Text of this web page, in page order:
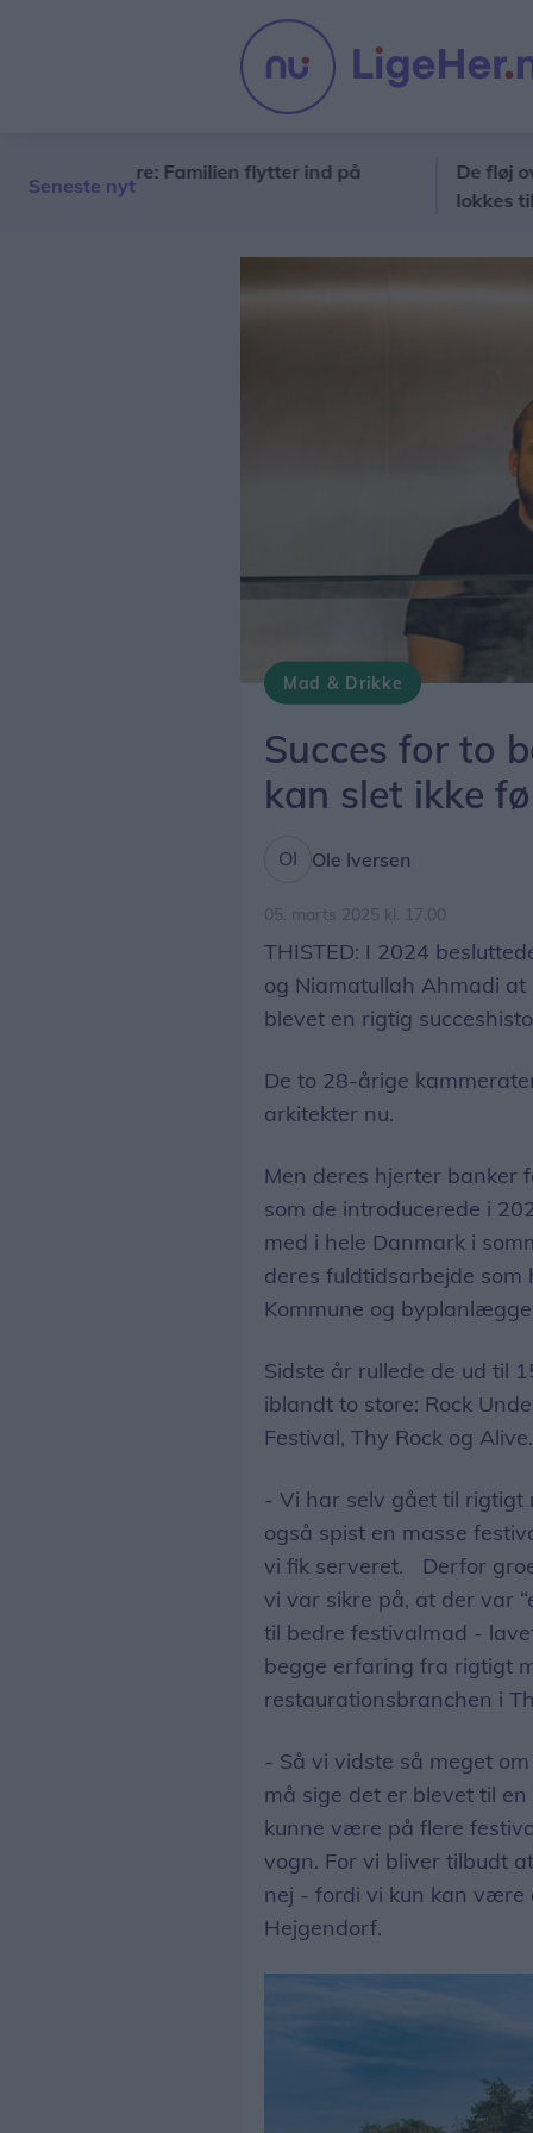
Seneste nyt
ejere: Familien flytter ind på
De fløj over
lokkes til
Mad & Drikke
Succes for to
kan slet ikke
Ole Iversen
05. marts 2025 kl. 17.00
THISTED: I 2024
og Niamatullah Ahmadi
blevet en rigtig
De to 28-årige
arkitekter nu.
Men deres hjerter banker
som de introducerede i
med i hele Danmark i
deres fuldtidsarbejde
Kommune og
Sidste år rullede de ud til
iblandt to store: Rock
Festival, Thy Rock og
- Vi har selv gået til rigtigt
også spist en masse
vi fik serveret. Derfor
vi var sikre på, at der var
til bedre festivalmad -
begge erfaring fra rigtigt
restaurationsbranchen i
- Så vi vidste så meget
må sige det er blevet til
kunne være på flere
vogn. For vi bliver tilbudt
nej - fordi vi kun kan
Hejgendorf.